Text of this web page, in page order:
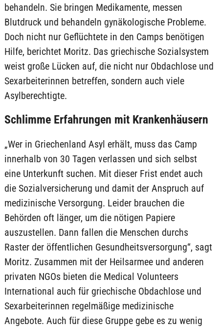
behandeln. Sie bringen Medikamente, messen
Blutdruck und behandeln gynäkologische Probleme.
Doch nicht nur Geflüchtete in den Camps benötigen
Hilfe, berichtet Moritz. Das griechische Sozialsystem
weist große Lücken auf, die nicht nur Obdachlose und
Sexarbeiterinnen betreffen, sondern auch viele
Asylberechtigte.
Schlimme Erfahrungen mit Krankenhäusern
„Wer in Griechenland Asyl erhält, muss das Camp
innerhalb von 30 Tagen verlassen und sich selbst
eine Unterkunft suchen. Mit dieser Frist endet auch
die Sozialversicherung und damit der Anspruch auf
medizinische Versorgung. Leider brauchen die
Behörden oft länger, um die nötigen Papiere
auszustellen. Dann fallen die Menschen durchs
Raster der öffentlichen Gesundheitsversorgung“, sagt
Moritz. Zusammen mit der Heilsarmee und anderen
privaten NGOs bieten die Medical Volunteers
International auch für griechische Obdachlose und
Sexarbeiterinnen regelmäßige medizinische
Angebote. Auch für diese Gruppe gebe es zu wenig